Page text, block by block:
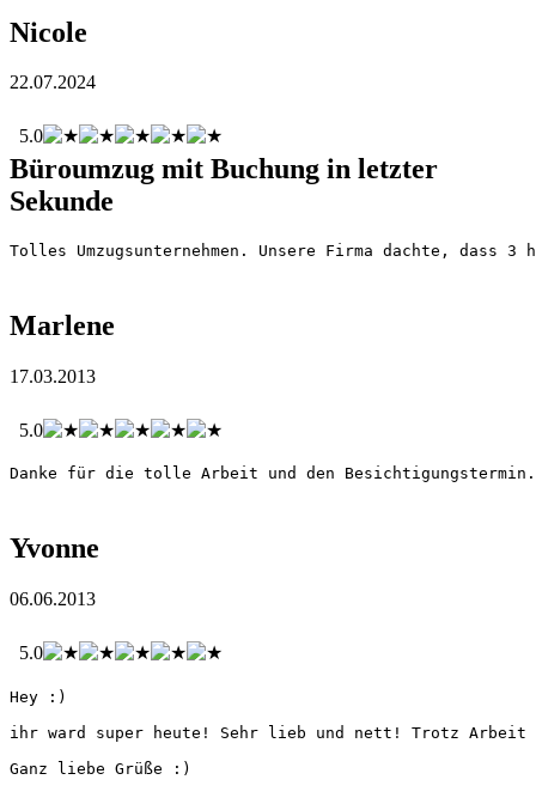
Nicole
22.07.2024
5.0
Büroumzug mit Buchung in letzter
Sekunde
Tolles Umzugsunternehmen. Unsere Firma dachte,
Marlene
17.03.2013
5.0
Danke für die tolle Arbeit und den Besichtigungstermin.
Yvonne
06.06.2013
5.0
Hey :)
ihr ward super heute! Sehr lieb und nett! Trotz Arbeit
Ganz liebe Grüße :)